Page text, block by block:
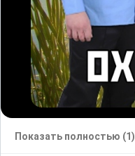
Показать полностью (1)